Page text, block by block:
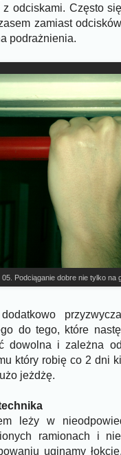
odciskami. Często
zamiast
podrażnienia.
05. Podciąganie dobre nie tylko na
do tego, które
dowolna i zależna
który robię co 2 dni
jeżdżę.
leży w
ramionach i
uginamy